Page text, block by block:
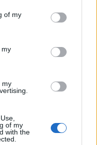
You may click to
its third-party tags to
in below Google
of my
my
my
of my
with the
કરવાનું વિચારો:
માટે એક જીવંત સમુદાય
કસ્ટમાઇઝ્ડ
ઉદાહરણ છે. તે એક
હોય.